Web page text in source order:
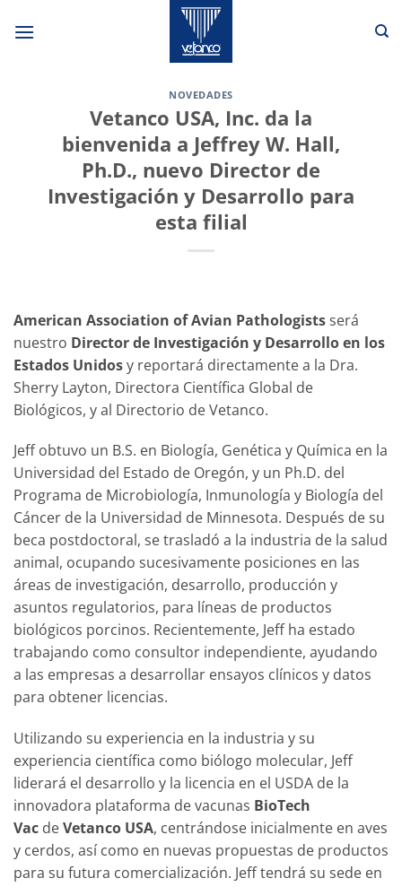
NOVEDADES
Vetanco USA, Inc. da la
bienvenida a Jeffrey W. Hall,
Ph.D., nuevo Director de
Investigación y Desarrollo para
esta filial
American Association of Avian Pathologistsserá
nuestro Director de Investigación y Desarrollo en los
Estados Unidosy reportará directamente a la Dra.
Sherry Layton, Directora Científica Global de
Biológicos, y al Directorio de Vetanco.
Jeff obtuvo un B.S. en Biología, Genética y Química en la
Universidad del Estado de Oregón, y un Ph.D. del
Programa de Microbiología, Inmunología y Biología del
Cáncer de la Universidad de Minnesota. Después de su
beca postdoctoral, se trasladó a la industria de la salud
animal, ocupando sucesivamente posiciones en las
áreas de investigación, desarrollo, producción y
asuntos regulatorios, para líneas de productos
biológicos porcinos. Recientemente, Jeff ha estado
trabajando como consultor independiente, ayudando
a las empresas a desarrollar ensayos clínicos y datos
para obtener licencias.
Utilizando su experiencia en la industria y su
experiencia científica como biólogo molecular, Jeff
liderará el desarrollo y la licencia en el USDA de la
innovadora plataforma de vacunas BioTech
Vac deVetanco USA, centrándose inicialmente en aves
y cerdos, así como en nuevas propuestas de productos
para su futura comercialización. Jeff tendrá su sede en